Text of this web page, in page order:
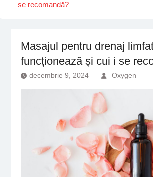
se recomandă?
Masajul pentru drenaj
funcționează și cui i se
decembrie 9, 2024 Oxygen